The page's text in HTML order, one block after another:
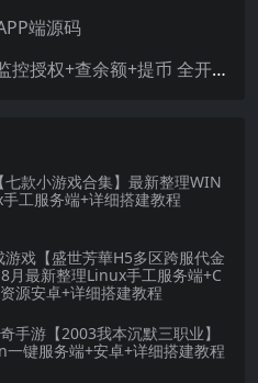
端源码
【转载】tron链秒级监控授权+查余额+提币 全开源带视频教程文字教程
七款小游戏合集】最新整理WIN
工服务端+详细搭建教程
戏【盛世芳華H5多区跨服代金
月最新整理Linux手工服务端+C
源安卓+详细搭建教程
手游【2003我本沉默三职业】
键服务端+安卓+详细搭建教程